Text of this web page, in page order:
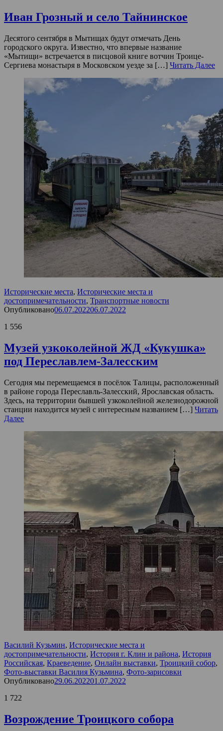
Иван Грозный и село Тайнинское
Десятого сентября в Мытищах будут отмечать День
городского округа. Известно, что впервые название
«Мытищи» встречается в писцовой книге вотчин Троице-
Сергиева монастыря в Московском уезде за […] Читать Далее
Исторические места, Исторические места и
достопримечательности, Транспортные новости
Опубликовано06.07.202206.07.2022
1 556
Музей узкоколейной ЖД «Кукушка»
под Переславлем-Залесским
Сегодня мы перемещаемся в посёлок Талицы, расположенный
в районе города Переславль-Залесский, Ярославская область.
Здесь, на территории бывшей узкоколейной железнодорожной
станции находится музей с интересным названием […] Читать
Далее
Василий Кузьмин, Исторические места и
достопримечательности, История г. Клин и района, История
Российская, Краеведение, Онлайн выставки, Троицкий собор,
Фото-выставки Василия Кузьмина, Фото-зарисовки
Опубликовано29.06.202201.07.2022
1 722
Возрождение Троицкого собора